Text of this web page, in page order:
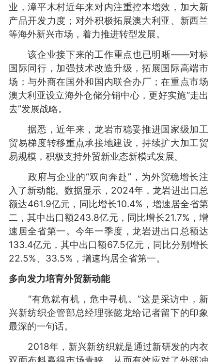
业，漳平木村近年来对内注重控本增效，加大新
产品开发力度；对外积极拓展澳大利亚、新西兰
等海外新兴市场，着力推进转型发展。
该企业接下来的工作重点也已明晰——对标
国际同行，加强技术改造升级，拓展国际高端市
场；与外商在国外和国内联合办厂；在重点市场
澳大利亚设立海外仓储分销中心，更好实施“走出
去”发展战略。
据悉，近年来，龙岩市稳妥推进国家级加工
贸易梯度转移重点承接地建设，持续扩大加工贸
易规模，积极支持外贸新业态新模式发展。
政府与企业的“双向奔赴”，为外贸稳增长注
入了新动能。数据显示，2024年，龙岩进出口总
额达461.9亿元，同比增长10.4%，增速居全省第
二，其中出口额243.8亿元，同比增长21.7%，增
速居全省第一。今年一季度，龙岩进出口总额达
133.4亿元，其中出口额67.5亿元，同比分别增长
22.5%、33.5%，增速均居全省第一。
多向发力培育外贸新动能
“有危就有机，危中寻机。”这是采访中，新
兴新纺织企管部总经理张懿龙给记者留下的印象
最深的一句话。
2018年，新兴新纺织就是通过新研发的内衣